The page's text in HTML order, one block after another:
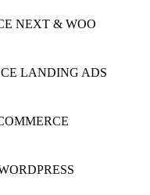
NEXT & WOO
LANDING ADS